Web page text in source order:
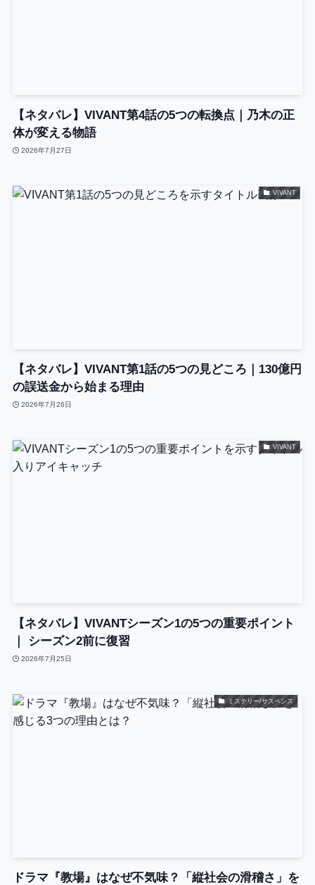
【ネタバレ】VIVANT第4話の5つの転換点｜乃木の正
体が変える物語
2026年7月27日
VIVANT
【ネタバレ】VIVANT第1話の5つの見どころ｜130億円
の誤送金から始まる理由
2026年7月26日
VIVANT
【ネタバレ】VIVANTシーズン1の5つの重要ポイント
｜ シーズン2前に復習
2026年7月25日
ミステリー/サスペンス
ドラマ『教場』はなぜ不気味？「縦社会の滑稽さ」を